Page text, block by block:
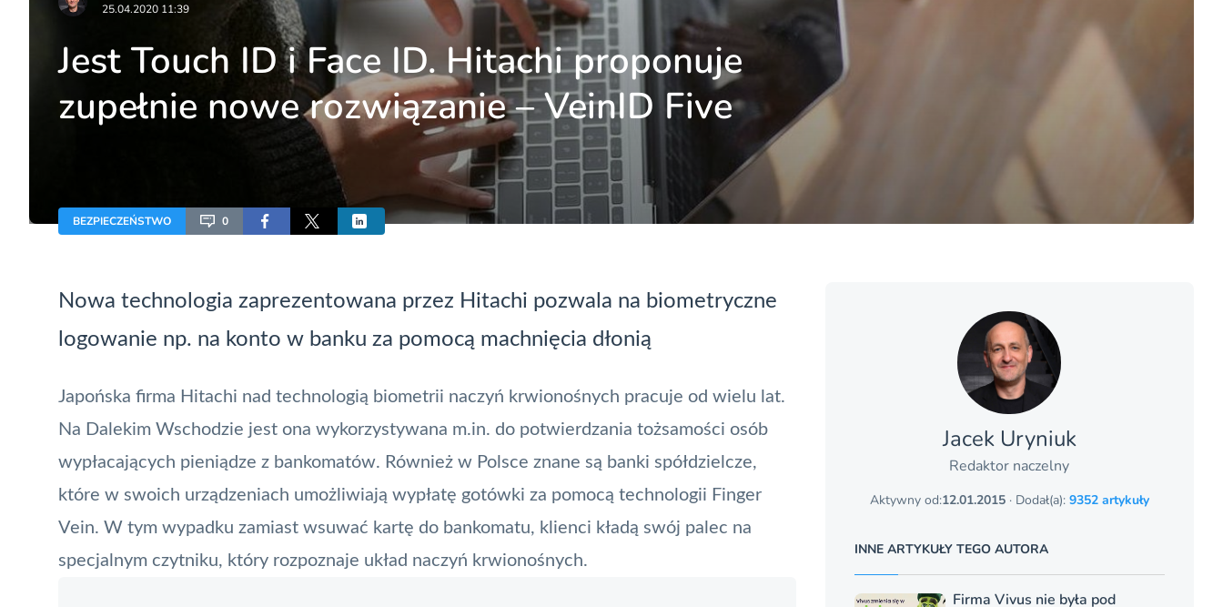
25.04.2020 11:39
Jest Touch ID i Face ID. Hitachi proponuje
zupełnie nowe rozwiązanie – VeinID Five
BEZPIECZEŃSTWO 0
Nowa technologia zaprezentowana przez Hitachi pozwala na biometryczne
logowanie np. na konto w banku za pomocą machnięcia dłonią
Japońska firma Hitachi nad technologią biometrii naczyń krwionośnych pracuje od wielu lat.
Na Dalekim Wschodzie jest ona wykorzystywana m.in. do potwierdzania tożsamości osób
wypłacających pieniądze z bankomatów. Również w Polsce znane są banki spółdzielcze,
które w swoich urządzeniach umożliwiają wypłatę gotówki za pomocą technologii Finger
Vein. W tym wypadku zamiast wsuwać kartę do bankomatu, klienci kładą swój palec na
specjalnym czytniku, który rozpoznaje układ naczyń krwionośnych.
Jacek Uryniuk
Redaktor naczelny
Aktywny od:12.01.2015· Dodał(a): 9352 artykuły
INNE ARTYKUŁY TEGO AUTORA
Firma Vivus nie była pod